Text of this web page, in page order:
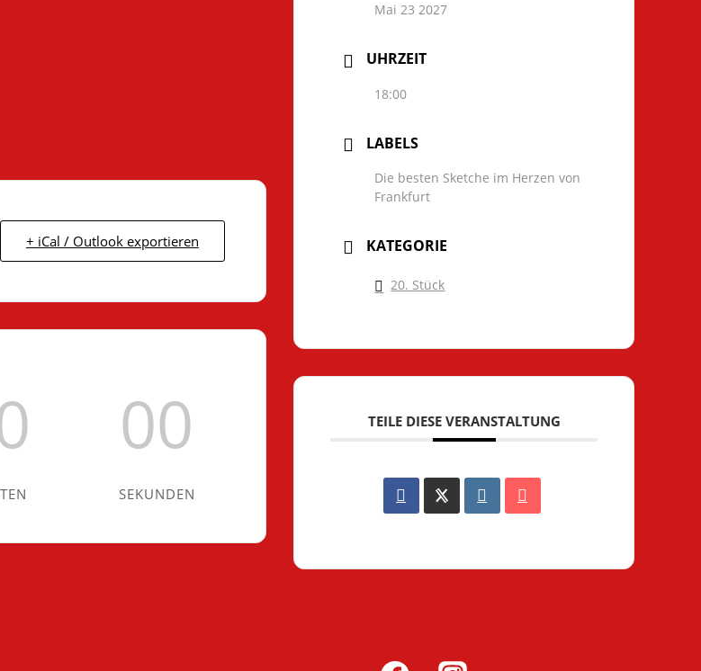
+ iCal / Outlook exportieren
00
SEKUNDEN
Mai 23 2027
UHRZEIT
18:00
LABELS
Die besten Sketche im Herzen von
Frankfurt
KATEGORIE
20. Stück
TEILE DIESE VERANSTALTUNG